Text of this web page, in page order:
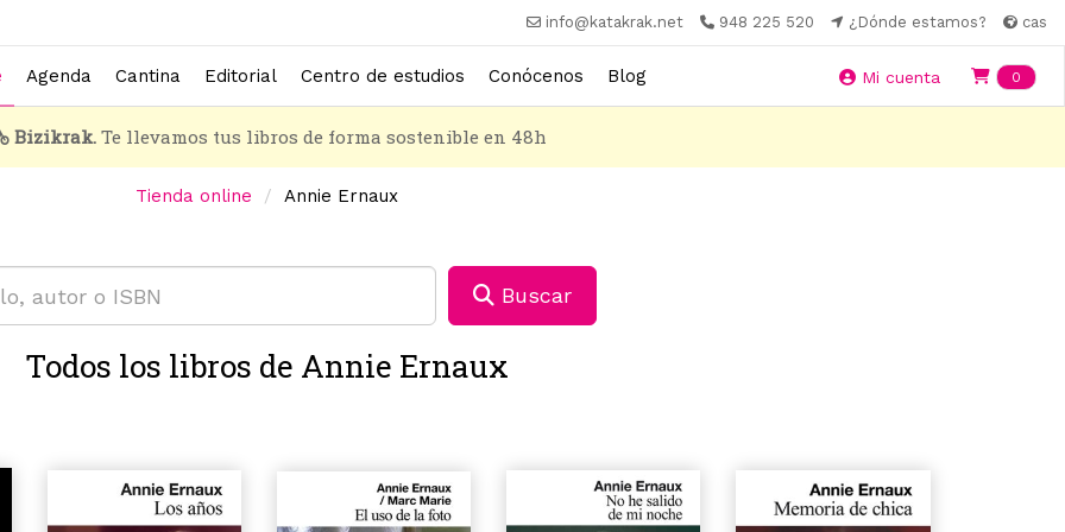
info@katakrak.net 948 225 520 ¿Dónde estamos? cas
Agenda Cantina Editorial Centro de estudios Conócenos Blog Mi cuenta 0
Bizikrak.Te llevamos tus libros de forma sostenible en 48h
Tienda online Annie Ernaux
Buscar
Todos los libros de Annie Ernaux